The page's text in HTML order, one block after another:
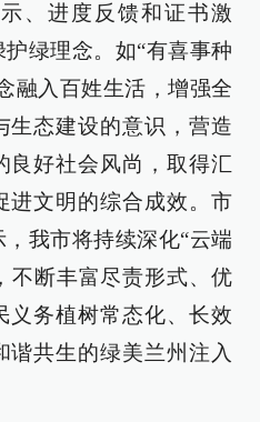
、进度反馈和证书激
绿理念。如“有喜事种
融入百姓生活，增强全
生态建设的意识，营造
良好社会风尚，取得汇
进文明的综合成效。市
我市将持续深化“云端
不断丰富尽责形式、优
义务植树常态化、长效
共生的绿美兰州注入